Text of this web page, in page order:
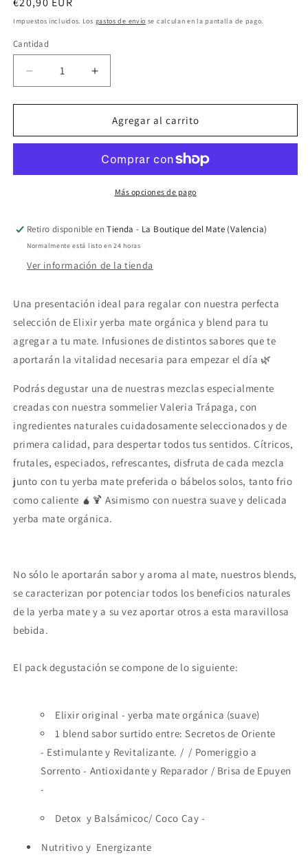
habitual
Impuestos incluidos. Los gastos de envío se calculan en la pantalla de pago.
Cantidad
Reducir
cantidad
para
Regalo
Yerba
Blend
Aumentar
cantidad
para
Pack
Regalo
Elixir
Yerba
Mate
Blend
Agregar al carrito
Más opciones de pago
Retiro disponible enTienda - La Boutique del Mate (Valencia)
Normalmente está listo en 24 horas
Ver información de la tienda
Una presentación ideal para regalar con nuestra perfecta
selección de Elixir yerba mate orgánica y blend para tu
agregar a tu mate. Infusiones de distintos sabores que te
aportarán la vitalidad necesaria para empezar el día 🌿
Podrás degustar una de nuestras mezclas especialmente
creadas con nuestra sommelier Valeria Trápaga,con
ingredientes naturales cuidadosamente seleccionados y de
primera calidad, para despertar todos tus sentidos. Cítricos,
frutales, especiados, refrescantes, disfruta de cada mezcla
junto con tu yerba mate preferida o bábelos solos, tanto frio
como caliente 🧉🍹 Asimismo con nuestra suave y delicada
yerba mate orgánica.
No sólo le aportarán sabor y aroma al mate, nuestros blends,
se caracterizan por potenciar todos los beneficios naturales
de la yerba mate y a su vez aportar otros a esta maravillosa
bebida.
El pack degustación se compone de lo siguiente:
Elixir original - yerba mate orgánica (suave)
1 blend sabor surtido entre: Secretos de Oriente
- Estimulante y Revitalizante. / / Pomeriggio a
Sorrento - Antioxidante y Reparador / Brisa de Epuyen
-
Detox y Balsámicoc/ Coco Cay -
Nutritivo y Energizante